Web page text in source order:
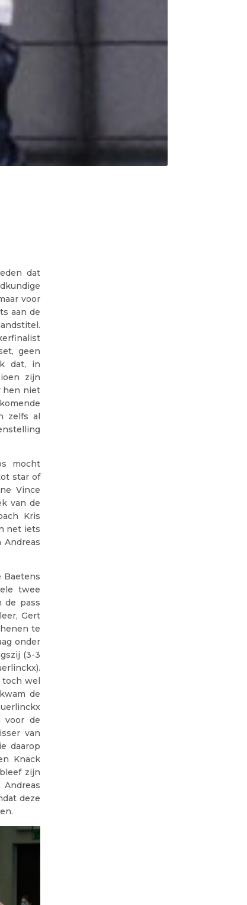
dat
voor
aan de
geen
dat, in
zijn
hen niet
zelfs al
mocht
star of
Vince
van de
Kris
net iets
Andreas
Baetens
twee
de pass
Gert
te
onder
(3-3
toch wel
de
voor de
van
daarop
Knack
zijn
deze